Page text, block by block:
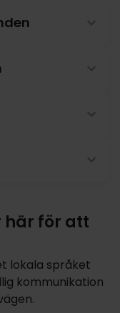
här för att
lokala språket
kommunikation